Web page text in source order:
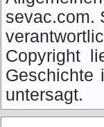
sevac.com.
Copyright
Geschichte
untersagt.